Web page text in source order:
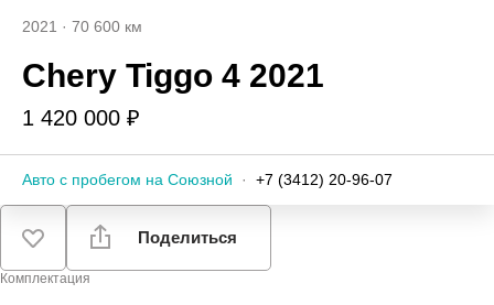
2021 · 70 600 км
Chery Tiggo 4 2021
1 420 000 ₽
Авто с пробегом на Союзной · +7 (3412) 20-96-07
Поделиться
Комплектация